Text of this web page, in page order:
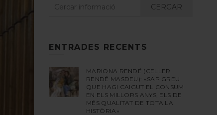
CERCAR
ENTRADES RECENTS
MARIONA RENDÉ (CELLER
RENDÉ MASDEU): «SAP GREU
QUE HAGI CAIGUT EL CONSUM
EN ELS MILLORS ANYS, ELS DE
MÉS QUALITAT DE TOTA LA
HISTÒRIA»